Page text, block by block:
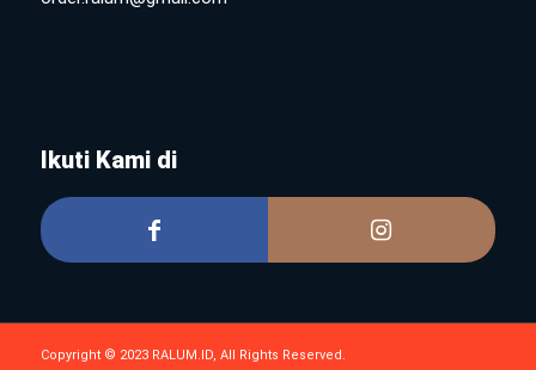
Ikuti Kami di
Copyright © 2023 RALUM.ID, All Rights Reserved.